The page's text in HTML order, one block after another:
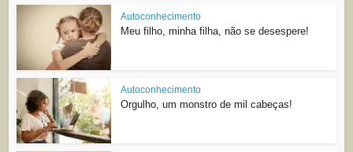
Autoconhecimento
Meu filho, minha filha, não se desespere!
Autoconhecimento
Orgulho, um monstro de mil cabeças!